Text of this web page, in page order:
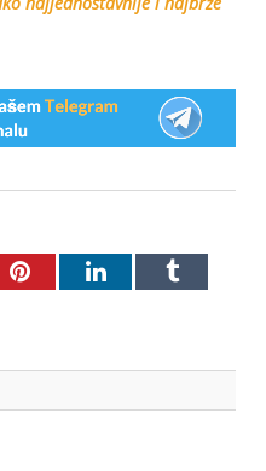
PinterestLinkedInTumblr